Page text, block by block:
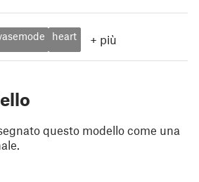
heart + più
questo modello come una